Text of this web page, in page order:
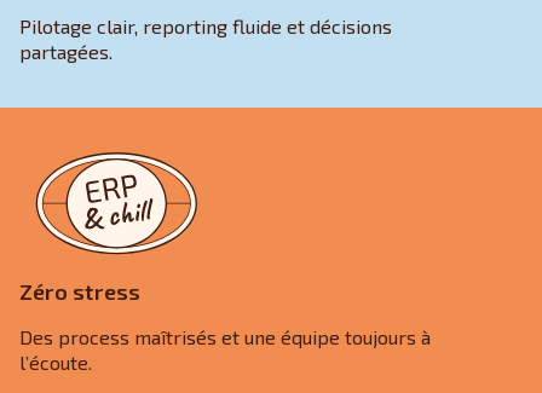
Pilotage clair, reporting fluide et décisions
partagées.
Zéro stress
Des process maîtrisés et une équipe toujours à
l’écoute.